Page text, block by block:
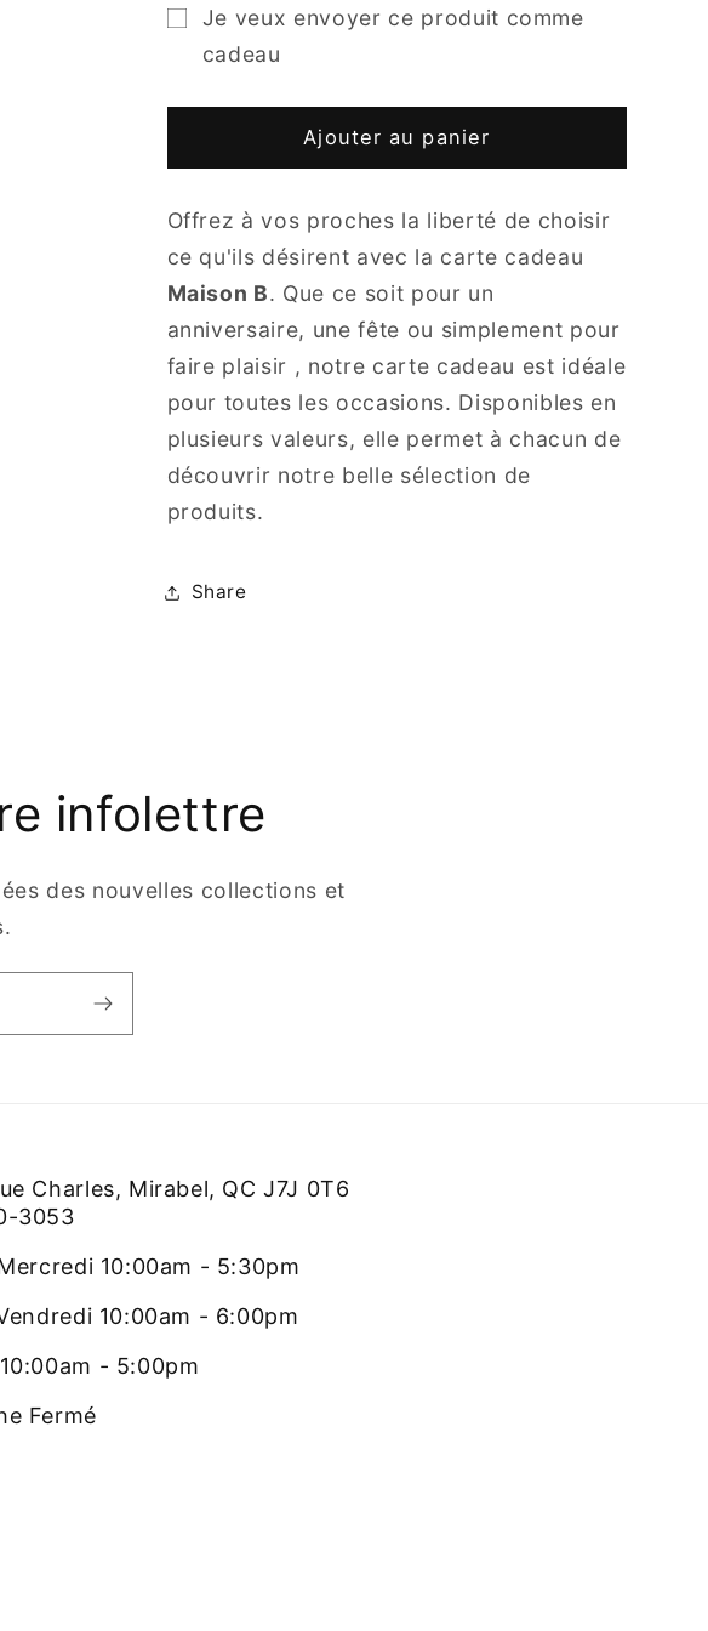
de
Carte
Maison
de
Maison
B
Je veux envoyer ce produit comme
cadeau
carte-
cadeau
réduit
Ajouter au panier
Offrez à vos proches la liberté de choisir
ce qu'ils désirent avec la carte cadeau
Maison B. Que ce soit pour un
anniversaire, une fête ou simplement pour
faire plaisir , notre carte cadeau est idéale
pour toutes les occasions. Disponibles en
plusieurs valeurs, elle permet à chacun de
découvrir notre belle sélection de
produits.
Share
infolettre
des nouvelles collections et
Charles, Mirabel, QC J7J 0T6
3053
10:00am - 5:30pm
10:00am - 6:00pm
- 5:00pm
Fermé